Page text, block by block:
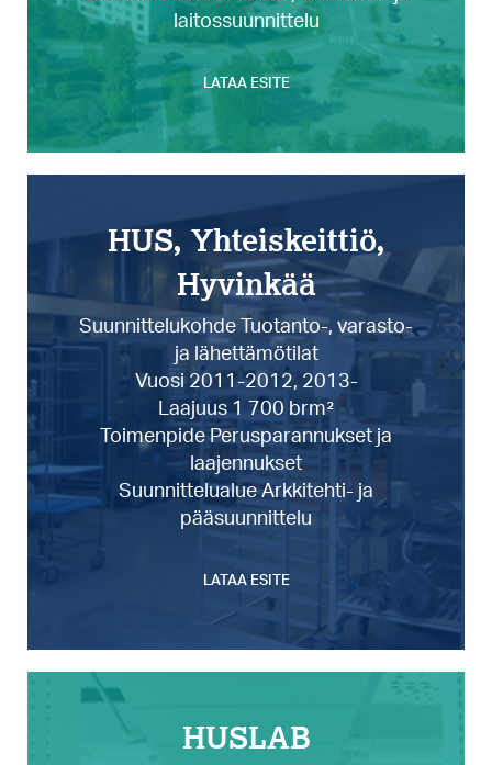
laitossuunnittelu
LATAA ESITE
HUS, Yhteiskeittiö,
Hyvinkää
Suunnittelukohde Tuotanto-, varasto-
ja lähettämötilat
Vuosi 2011-2012, 2013-
Laajuus 1 700 brm²
Toimenpide Perusparannukset ja
laajennukset
Suunnittelualue Arkkitehti- ja
pääsuunnittelu
LATAA ESITE
HUSLAB